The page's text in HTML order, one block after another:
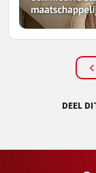
DEEL